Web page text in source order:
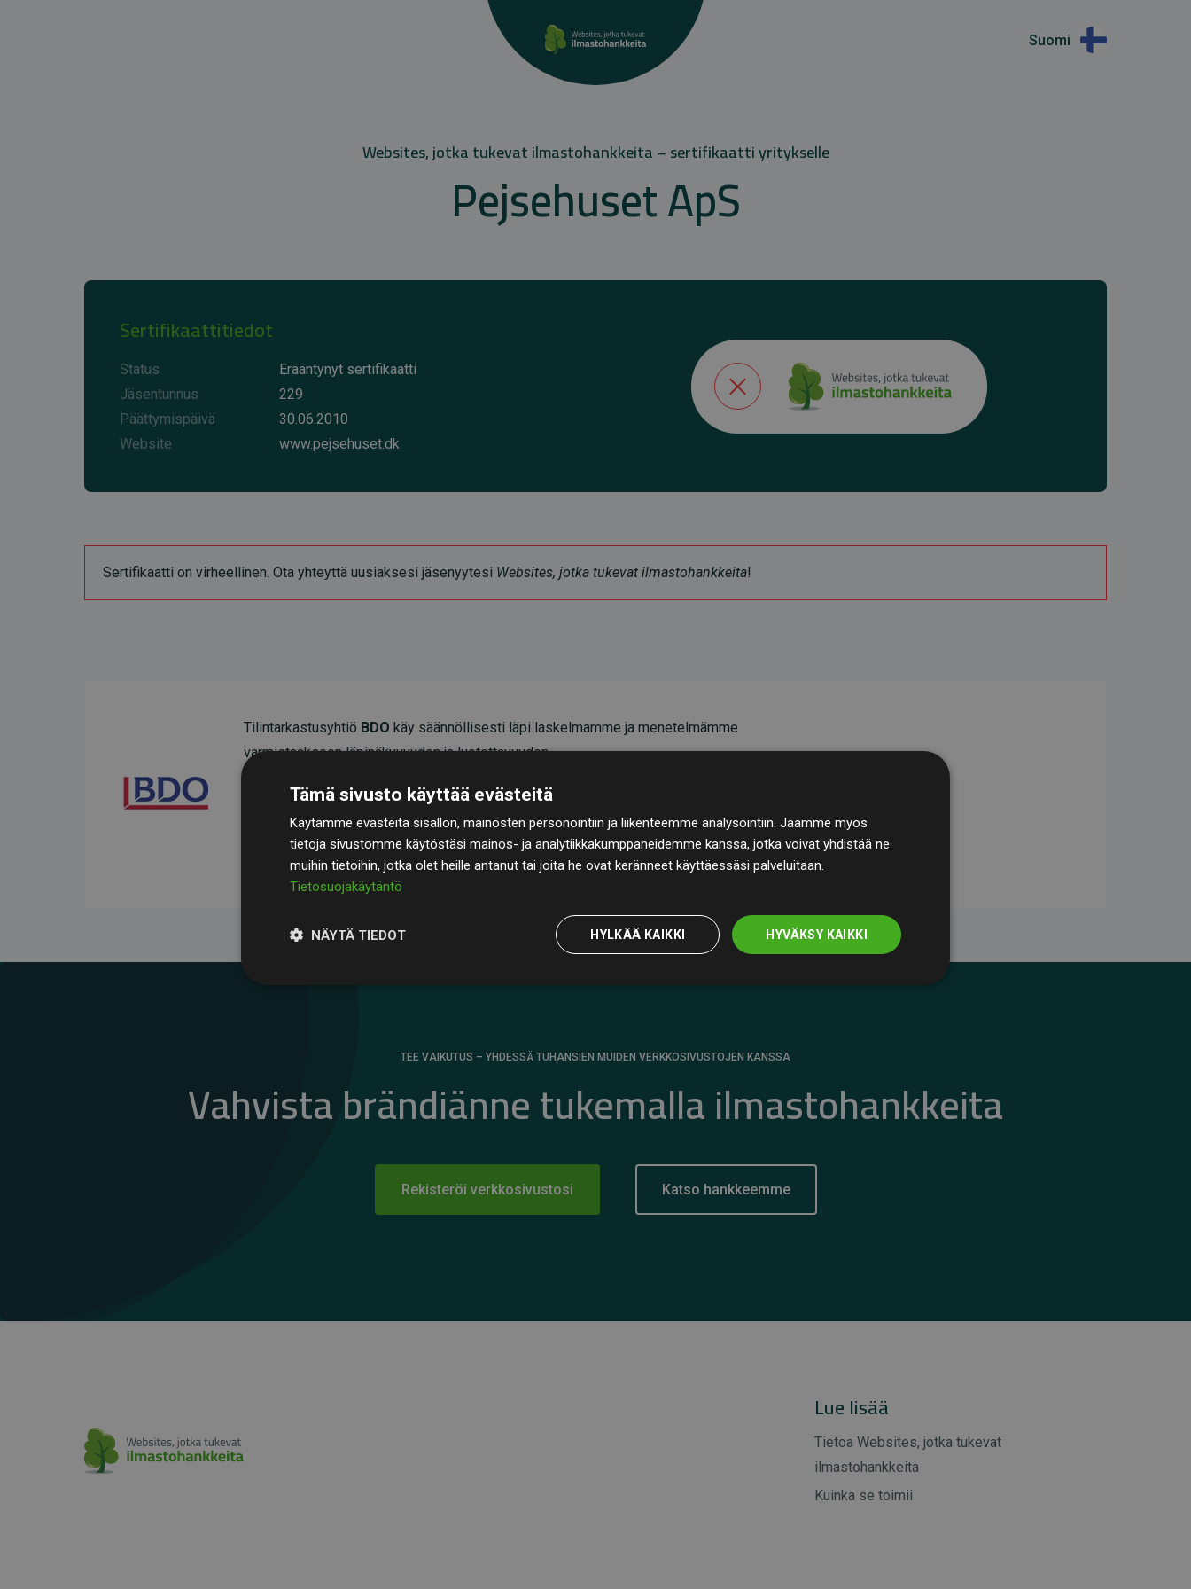
Suomi
Websites, jotka tukevat ilmastohankkeita – sertifikaatti yritykselle
Pejsehuset ApS
Sertifikaattitiedot
Status
Erääntynyt sertifikaatti
Jäsentunnus
229
Päättymispäivä
30.06.2010
Website
www.pejsehuset.dk
Sertifikaatti on virheellinen. Ota yhteyttä uusiaksesi jäsenyytesi Websites, jotka tukevat ilmastohankkeita!
Tilintarkastusyhtiö BDO käy säännöllisesti läpi laskelmamme ja menetelmämme
varmistaakseen läpinäkyvyyden ja luotettavuuden.
Heidän tarkastuksensa osoittavat, että investoinnit ilmastohankkeisiin
jäsenverkkosivustoilla – selkeä todiste toimintatapamme todellisesta
vaikutuksesta.
TEE VAIKUTUS – YHDESSÄ TUHANSIEN MUIDEN VERKKOSIVUSTOJEN KANSSA
Vahvista brändiänne tukemalla ilmastohankkeita
Rekisteröi verkkosivustosi Katso hankkeemme
Lue lisää
Tietoa Websites, jotka tukevat
ilmastohankkeita
Kuinka se toimii
Tämä sivusto käyttää evästeitä
Käytämme evästeitä sisällön, mainosten personointiin ja liikenteemme analysointiin. Jaamme myös
tietoja sivustomme käytöstäsi mainos- ja analytiikkakumppaneidemme kanssa, jotka voivat yhdistää ne
muihin tietoihin, jotka olet heille antanut tai joita he ovat keränneet käyttäessäsi palveluitaan.
Tietosuojakäytäntö
HYVÄKSY KAIKKI
HYLKÄÄ KAIKKI
NÄYTÄ TIEDOT